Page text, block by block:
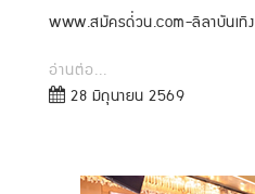
www.สมัครด่่วน.com-ลีลาบันเทิง
อ่านต่อ...
28 มิถุนายน 2569